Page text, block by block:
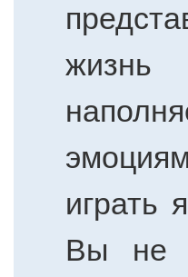
играть
Вы не